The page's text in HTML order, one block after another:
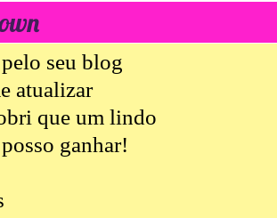
seu blog
atualizar
que um lindo
ganhar!